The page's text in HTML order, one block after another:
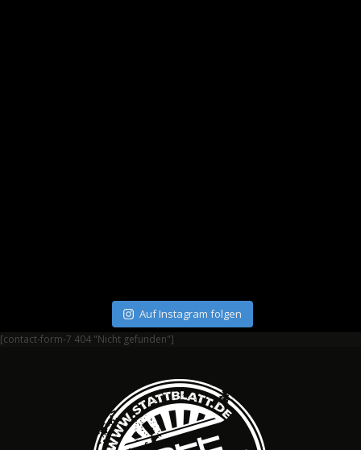
Auf Instagram folgen
[contact-form-7 404 "Nicht gefunden"]